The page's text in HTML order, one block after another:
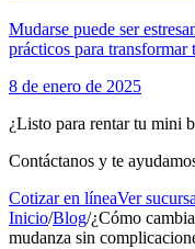
Mudarse puede ser
prácticos para transformar
8 de enero de 2025
¿Listo para rentar tu mini
Contáctanos y te
Cotizar en líneaVer
Inicio/Blog/¿Cómo
mudanza sin